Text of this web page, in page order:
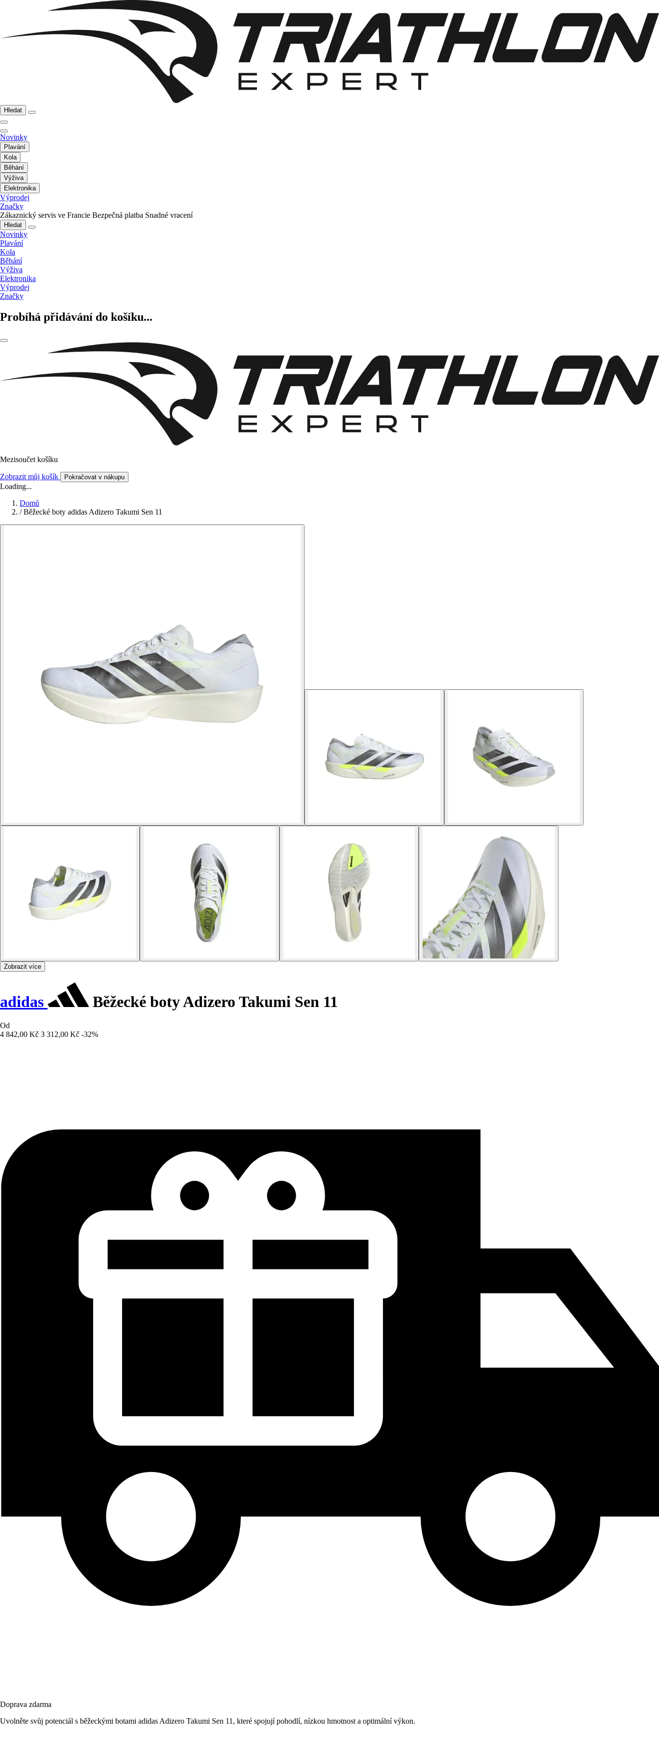
Hledat
Novinky
Plavání
Kola
Běhání
Výživa
Elektronika
Výprodej
Značky
Zákaznický servis ve Francie Bezpečná platba Snadné vracení
Hledat
Novinky
Plavání
Kola
Běhání
Výživa
Elektronika
Výprodej
Značky
Probíhá přidávání do košíku...
Mezisoučet košíku
Zobrazit můj košík Pokračovat v nákupu
Loading...
Domů
/ Běžecké boty adidas Adizero Takumi Sen 11
Zobrazit více
adidas Běžecké boty Adizero Takumi Sen 11
Od
4 842,00 Kč 3 312,00 Kč -32%
Doprava zdarma
Uvolněte svůj potenciál s běžeckými botami adidas Adizero Takumi Sen 11, které spojují pohodlí, nízkou hmotnost a optimální výkon.